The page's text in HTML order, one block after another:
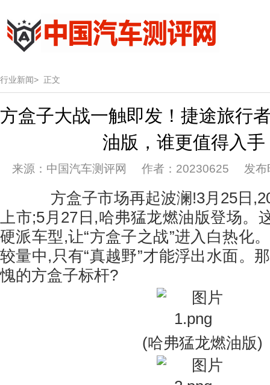
行业新闻> 正文
方盒子大战一触即发！捷途旅行
油版，谁更值得入手
来源：中国汽车测评网 作者：20230625 发布
方盒子市场再起波澜!3月25日
上市;5月27日,哈弗猛龙燃油版登场。
硬派车型,让“方盒子之战”进入白热化
较量中,只有“真越野”才能浮出水面。
愧的方盒子标杆?
(哈弗猛龙燃油版)